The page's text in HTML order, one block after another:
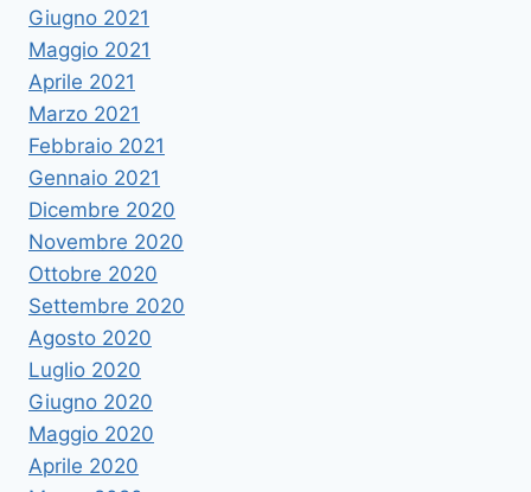
Giugno 2021
Maggio 2021
Aprile 2021
Marzo 2021
Febbraio 2021
Gennaio 2021
Dicembre 2020
Novembre 2020
Ottobre 2020
Settembre 2020
Agosto 2020
Luglio 2020
Giugno 2020
Maggio 2020
Aprile 2020